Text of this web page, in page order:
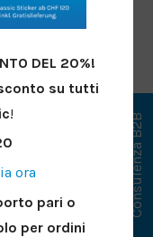
DEL 20%!
su tutti
!
ora
pari o
per ordini
Consulenza B2B